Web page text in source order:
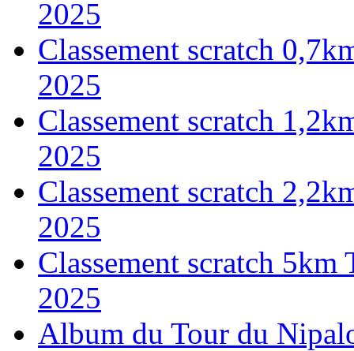
2025
Classement scratch
2025
Classement scratch
2025
Classement scratch
2025
Classement scratch
2025
Album du Tour du